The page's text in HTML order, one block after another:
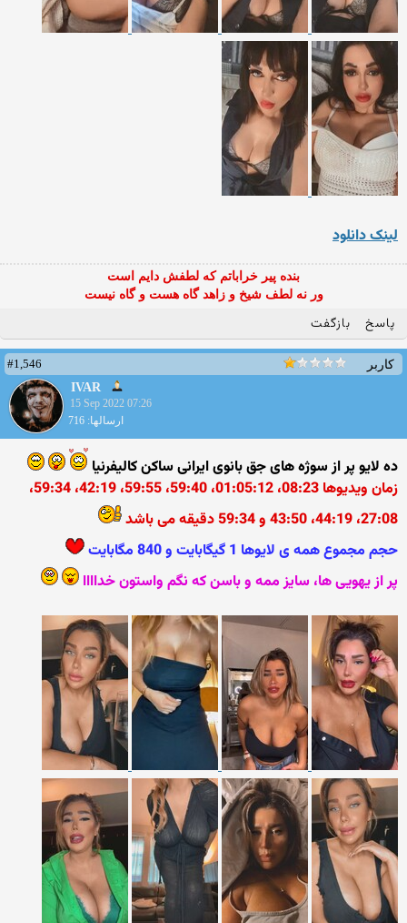
لینک دانلود
بنده پیر خراباتم که لطفش دایم است
ور نه لطف شیخ و زاهد گاه هست و گاه نیست
پاسخ بازگفت
کاربر
#1,546
IVAR
15 Sep 2022 07:26
ارسالها: 716
ده لایو پر از سوژه های جق بانوی ایرانی ساکن کالیفرنیا
زمان ویدیوها 08:23، 01:05:12، 59:40، 59:55، 42:19، 59:34،
27:08، 44:19، 43:50 و 59:34 دقیقه می باشد
حجم مجموع همه ی لایوها 1 گیگابایت و 840 مگابایت
پر از یهویی ها، سایز ممه و باسن که نگم واستون خداااا